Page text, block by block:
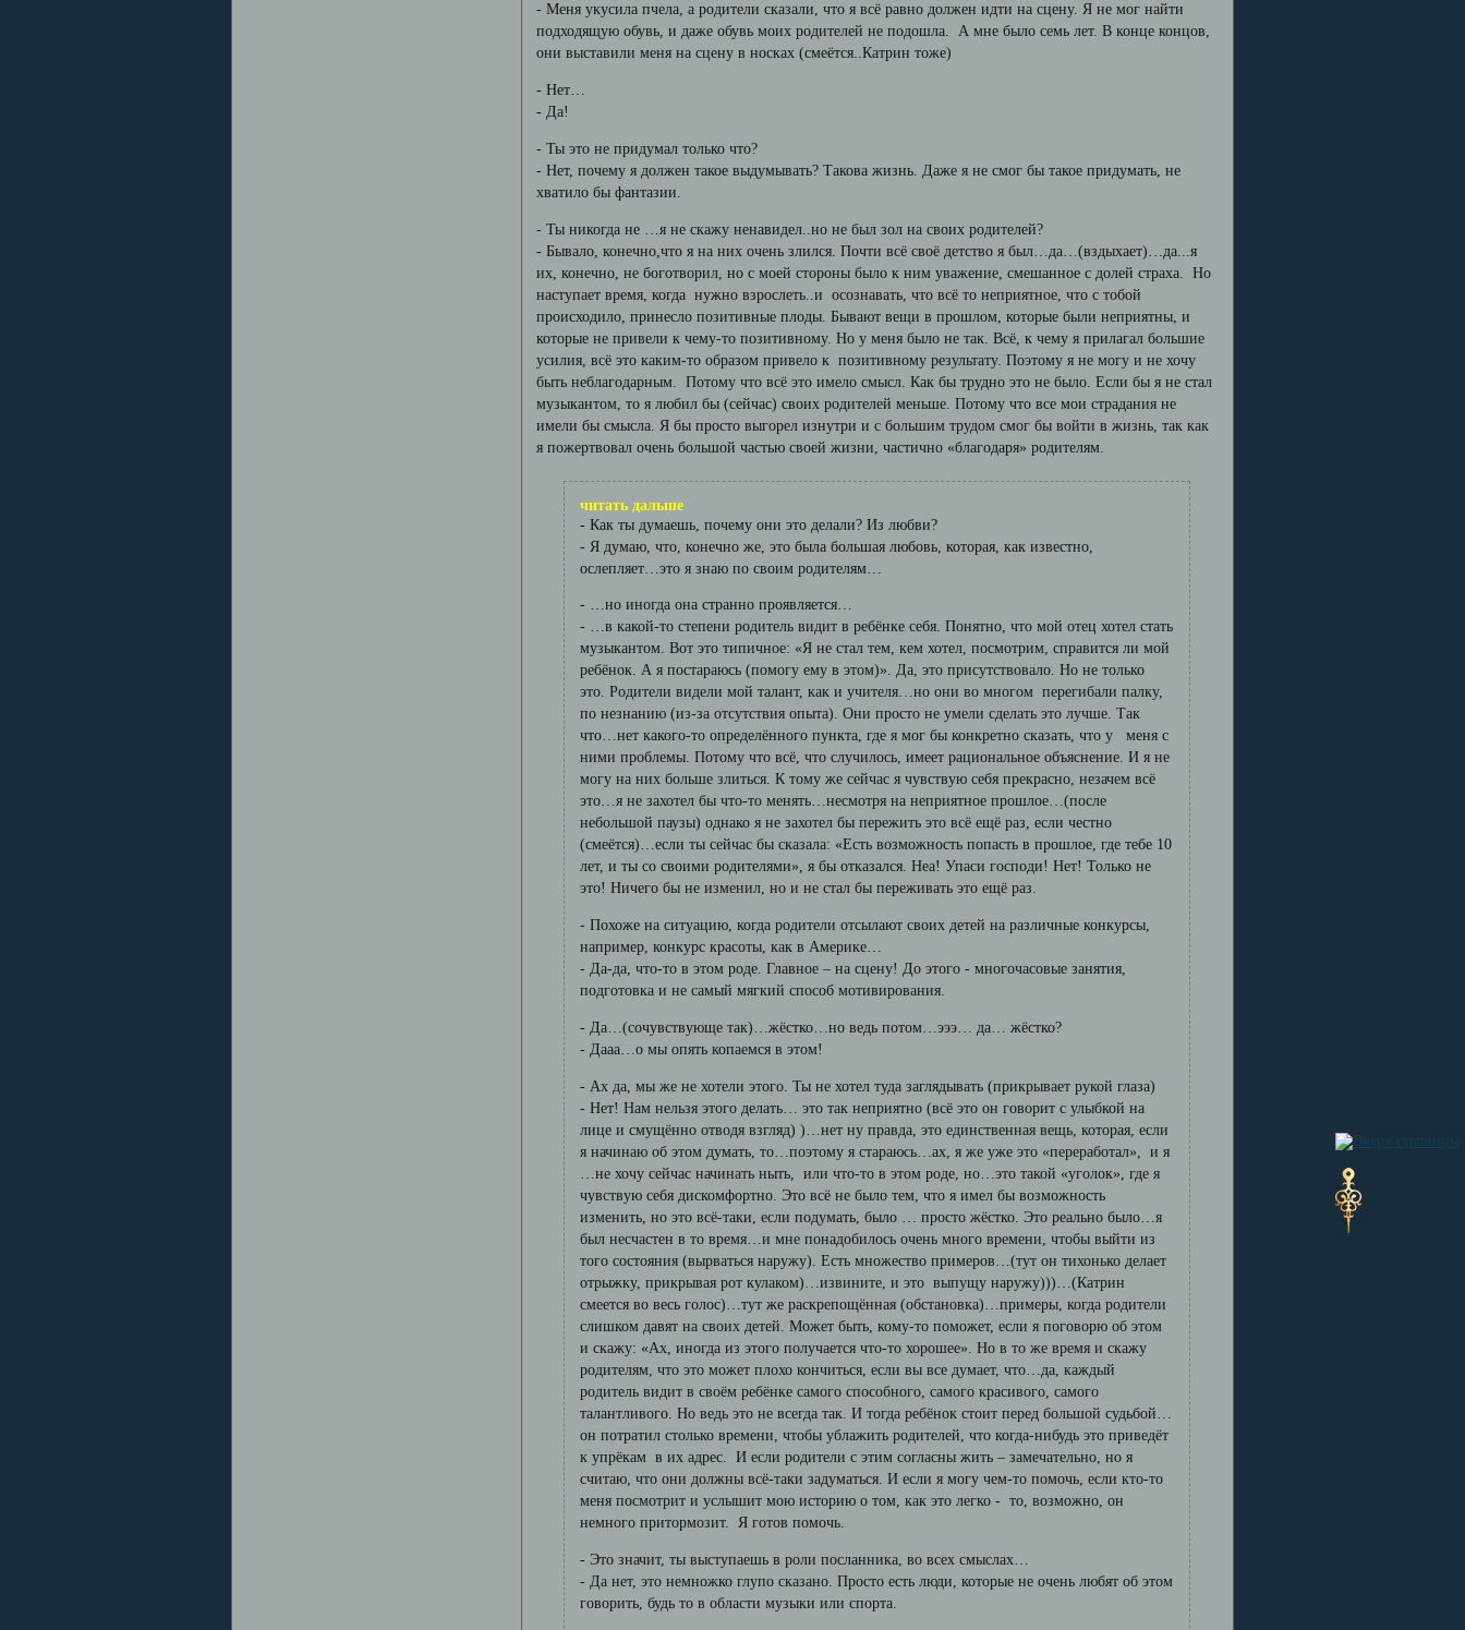
- Меня укусила пчела, а родители сказали, что я всё равно должен идти на сцену. Я не мог найти
подходящую обувь, и даже обувь моих родителей не подошла. А мне было семь лет. В конце концов,
они выставили меня на сцену в носках (смеётся..Катрин тоже)
- Нет…
- Да!
- Ты это не придумал только что?
- Нет, почему я должен такое выдумывать? Такова жизнь. Даже я не смог бы такое придумать, не
хватило бы фантазии.
- Ты никогда не …я не скажу ненавидел..но не был зол на своих родителей?
- Бывало, конечно,что я на них очень злился. Почти всё своё детство я был…да…(вздыхает)…да...я
их, конечно, не боготворил, но с моей стороны было к ним уважение, смешанное с долей страха. Но
наступает время, когда нужно взрослеть..и осознавать, что всё то неприятное, что с тобой
происходило, принесло позитивные плоды. Бывают вещи в прошлом, которые были неприятны, и
которые не привели к чему-то позитивному. Но у меня было не так. Всё, к чему я прилагал большие
усилия, всё это каким-то образом привело к позитивному результату. Поэтому я не могу и не хочу
быть неблагодарным. Потому что всё это имело смысл. Как бы трудно это не было. Если бы я не стал
музыкантом, то я любил бы (сейчас) своих родителей меньше. Потому что все мои страдания не
имели бы смысла. Я бы просто выгорел изнутри и с большим трудом смог бы войти в жизнь, так как
я пожертвовал очень большой частью своей жизни, частично «благодаря» родителям.
читать дальше
- Как ты думаешь, почему они это делали? Из любви?
- Я думаю, что, конечно же, это была большая любовь, которая, как известно,
ослепляет…это я знаю по своим родителям…
- …но иногда она странно проявляется…
- …в какой-то степени родитель видит в ребёнке себя. Понятно, что мой отец хотел стать
музыкантом. Вот это типичное: «Я не стал тем, кем хотел, посмотрим, справится ли мой
ребёнок. А я постараюсь (помогу ему в этом)». Да, это присутствовало. Но не только
это. Родители видели мой талант, как и учителя…но они во многом перегибали палку,
по незнанию (из-за отсутствия опыта). Они просто не умели сделать это лучше. Так
что…нет какого-то определённого пункта, где я мог бы конкретно сказать, что у меня с
ними проблемы. Потому что всё, что случилось, имеет рациональное объяснение. И я не
могу на них больше злиться. К тому же сейчас я чувствую себя прекрасно, незачем всё
это…я не захотел бы что-то менять…несмотря на неприятное прошлое…(после
небольшой паузы) однако я не захотел бы пережить это всё ещё раз, если честно
(смеётся)…если ты сейчас бы сказала: «Есть возможность попасть в прошлое, где тебе 10
лет, и ты со своими родителями», я бы отказался. Неа! Упаси господи! Нет! Только не
это! Ничего бы не изменил, но и не стал бы переживать это ещё раз.
- Похоже на ситуацию, когда родители отсылают своих детей на различные конкурсы,
например, конкурс красоты, как в Америке…
- Да-да, что-то в этом роде. Главное – на сцену! До этого - многочасовые занятия,
подготовка и не самый мягкий способ мотивирования.
- Да…(сочувствующе так)…жёстко…но ведь потом…эээ… да… жёстко?
- Дааа…о мы опять копаемся в этом!
- Ах да, мы же не хотели этого. Ты не хотел туда заглядывать (прикрывает рукой глаза)
- Нет! Нам нельзя этого делать… это так неприятно (всё это он говорит с улыбкой на
лице и смущённо отводя взгляд) )…нет ну правда, это единственная вещь, которая, если
я начинаю об этом думать, то…поэтому я стараюсь…ах, я же уже это «переработал», и я
…не хочу сейчас начинать ныть, или что-то в этом роде, но…это такой «уголок», где я
чувствую себя дискомфортно. Это всё не было тем, что я имел бы возможность
изменить, но это всё-таки, если подумать, было … просто жёстко. Это реально было…я
был несчастен в то время…и мне понадобилось очень много времени, чтобы выйти из
того состояния (вырваться наружу). Есть множество примеров…(тут он тихонько делает
отрыжку, прикрывая рот кулаком)…извините, и это выпущу наружу)))…(Катрин
смеется во весь голос)…тут же раскрепощённая (обстановка)…примеры, когда родители
слишком давят на своих детей. Может быть, кому-то поможет, если я поговорю об этом
и скажу: «Ах, иногда из этого получается что-то хорошее». Но в то же время и скажу
родителям, что это может плохо кончиться, если вы все думает, что…да, каждый
родитель видит в своём ребёнке самого способного, самого красивого, самого
талантливого. Но ведь это не всегда так. И тогда ребёнок стоит перед большой судьбой…
он потратил столько времени, чтобы ублажить родителей, что когда-нибудь это приведёт
к упрёкам в их адрес. И если родители с этим согласны жить – замечательно, но я
считаю, что они должны всё-таки задуматься. И если я могу чем-то помочь, если кто-то
меня посмотрит и услышит мою историю о том, как это легко - то, возможно, он
немного притормозит. Я готов помочь.
- Это значит, ты выступаешь в роли посланника, во всех смыслах…
- Да нет, это немножко глупо сказано. Просто есть люди, которые не очень любят об этом
говорить, будь то в области музыки или спорта.